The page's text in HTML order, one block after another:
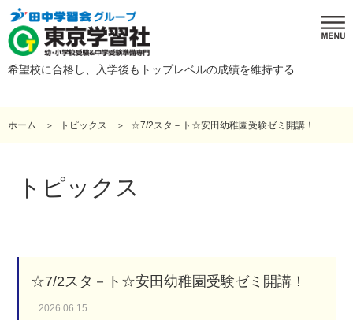
希望校に合格し、入学後もトップレベルの成績を維持する
ホーム トピックス ☆7/2スタ－ト☆安田幼稚園受験ゼミ開講！
トピックス
☆7/2スタ－ト☆安田幼稚園受験ゼミ開講！
2026.06.15